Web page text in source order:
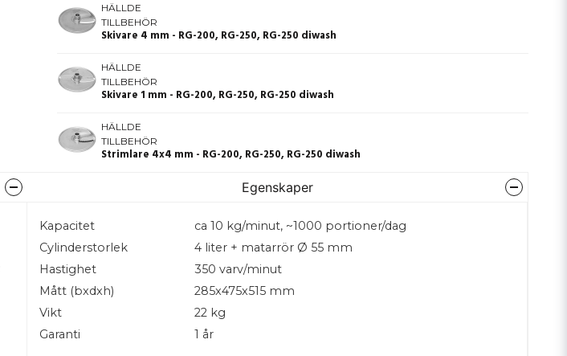
HÄLLDE
TILLBEHÖR
Skivare 4 mm - RG-200, RG-250, RG-250 diwash
HÄLLDE
TILLBEHÖR
Skivare 1 mm - RG-200, RG-250, RG-250 diwash
HÄLLDE
TILLBEHÖR
Strimlare 4x4 mm - RG-200, RG-250, RG-250 diwash
Egenskaper
Kapacitet
ca 10 kg/minut, ~1000 portioner/dag
Cylinderstorlek
4 liter + matarrör Ø 55 mm
Hastighet
350 varv/minut
Mått (bxdxh)
285x475x515 mm
Vikt
22 kg
Garanti
1 år